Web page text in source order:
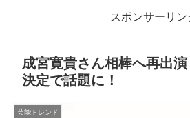
スポンサーリン
成宮寛貴さん相棒へ再出
決定で話題に！
芸能トレンド